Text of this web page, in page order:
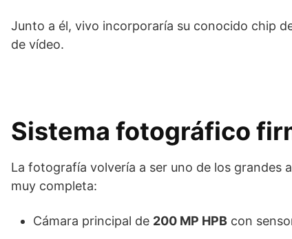
Junto a él, vivo incorporaría su conocido chip
de vídeo.
Sistema fotográfico
La fotografía volvería a ser uno de los grandes
muy completa:
Cámara principal de 200 MP HPB con